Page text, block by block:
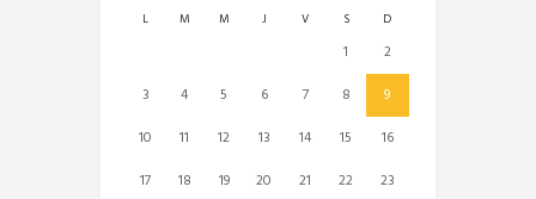
L M M J V S D
1
2
3
4 5 6 7 8
9
10
11 12 13 14 15
16
17
18 19 20 21 22 23